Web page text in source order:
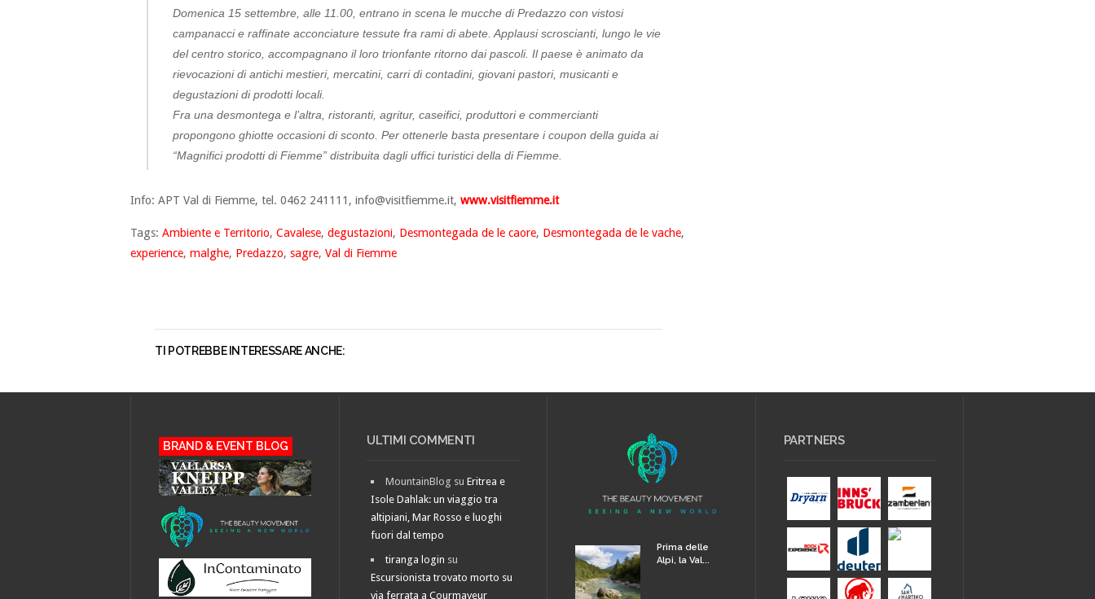
Domenica 15 settembre, alle 11.00, entrano in scena le mucche di Predazzo con vistosi
campanacci e raffinate acconciature tessute fra rami di abete. Applausi scroscianti, lungo le vie
del centro storico, accompagnano il loro trionfante ritorno dai pascoli. Il paese è animato da
rievocazioni di antichi mestieri, mercatini, carri di contadini, giovani pastori, musicanti e
degustazioni di prodotti locali.
Fra una desmontega e l’altra, ristoranti, agritur, caseifici, produttori e commercianti
propongono ghiotte occasioni di sconto. Per ottenerle basta presentare i coupon della guida ai
“Magnifici prodotti di Fiemme” distribuita dagli uffici turistici della di Fiemme.
Info: APT Val di Fiemme, tel. 0462 241111, info@visitfiemme.it, www.visitfiemme.it
Tags: Ambiente e Territorio, Cavalese, degustazioni, Desmontegada de le caore, Desmontegada de le vache,
experience, malghe, Predazzo, sagre, Val di Fiemme
TI POTREBBE INTERESSARE ANCHE:
BRAND & EVENT BLOG ULTIMI COMMENTI
MountainBlog suEritrea e
Isole Dahlak: un viaggio tra
altipiani, Mar Rosso e luoghi
fuori dal tempo
tiranga login su
Escursionista trovato morto su
via ferrata a Courmayeur
Prima delle
Alpi, la Val...
PARTNERS